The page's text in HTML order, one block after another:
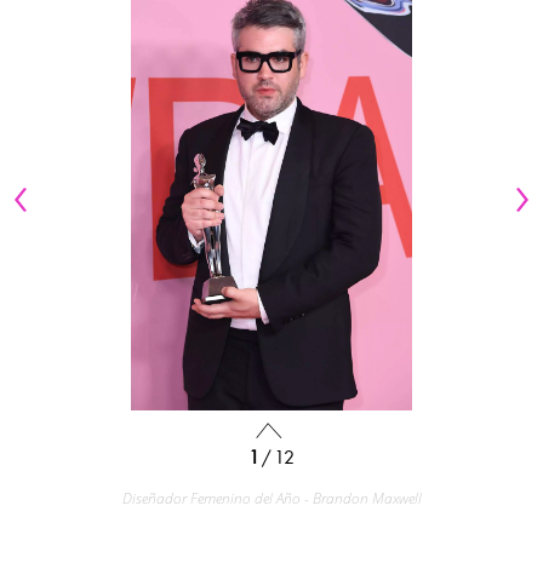
1 / 12
Diseñador Femenino del Año - Brandon Maxwell